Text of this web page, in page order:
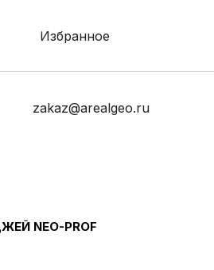
Избранное
zakaz@arealgeo.ru
NEO-PROF